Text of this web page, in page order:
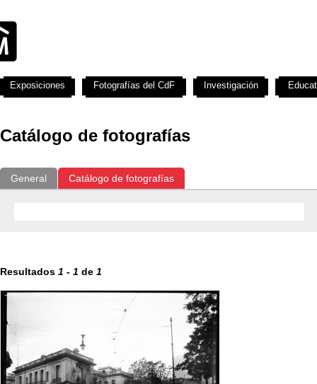
Catálogo de fotografías
General Catálogo de fotografías
Resultados 1 - 1 de 1
Exposiciones Fotografías del CdF Investigación